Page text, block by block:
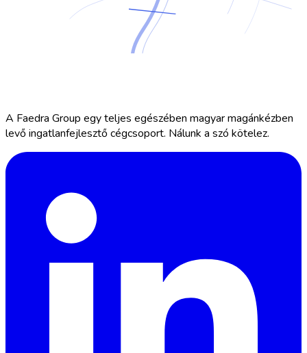
A Faedra Group egy teljes egészében magyar magánkézben
levő ingatlanfejlesztő cégcsoport. Nálunk a szó kötelez.